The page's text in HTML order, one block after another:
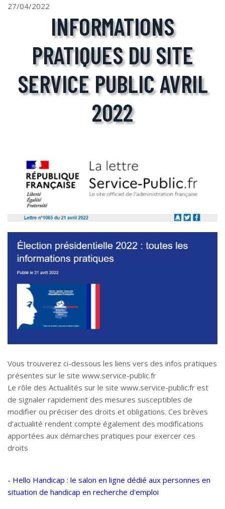
27/04/2022
INFORMATIONS
PRATIQUES DU SITE
SERVICE PUBLIC AVRIL
2022
Vous trouverez ci-dessous les liens vers des infos pratiques
présentes sur le site www.service-public.fr
Le rôle des Actualités sur le site www.service-public.fr est
de signaler rapidement des mesures susceptibles de
modifier ou préciser des droits et obligations. Ces brèves
d’actualité rendent compte également des modifications
apportées aux démarches pratiques pour exercer ces
droits
- Hello Handicap : le salon en ligne dédié aux personnes en
situation de handicap en recherche d'emploi